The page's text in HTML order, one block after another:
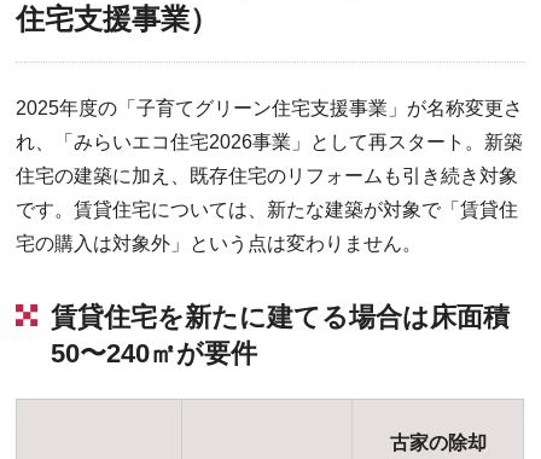
住宅支援事業）
2025年度の「子育てグリーン住宅支援事業」が名称変更さ
れ、「みらいエコ住宅2026事業」として再スタート。新築
住宅の建築に加え、既存住宅のリフォームも引き続き対象
です。賃貸住宅については、新たな建築が対象で「賃貸住
宅の購入は対象外」という点は変わりません。
賃貸住宅を新たに建てる場合は床面積
50〜240㎡が要件
古家の除却